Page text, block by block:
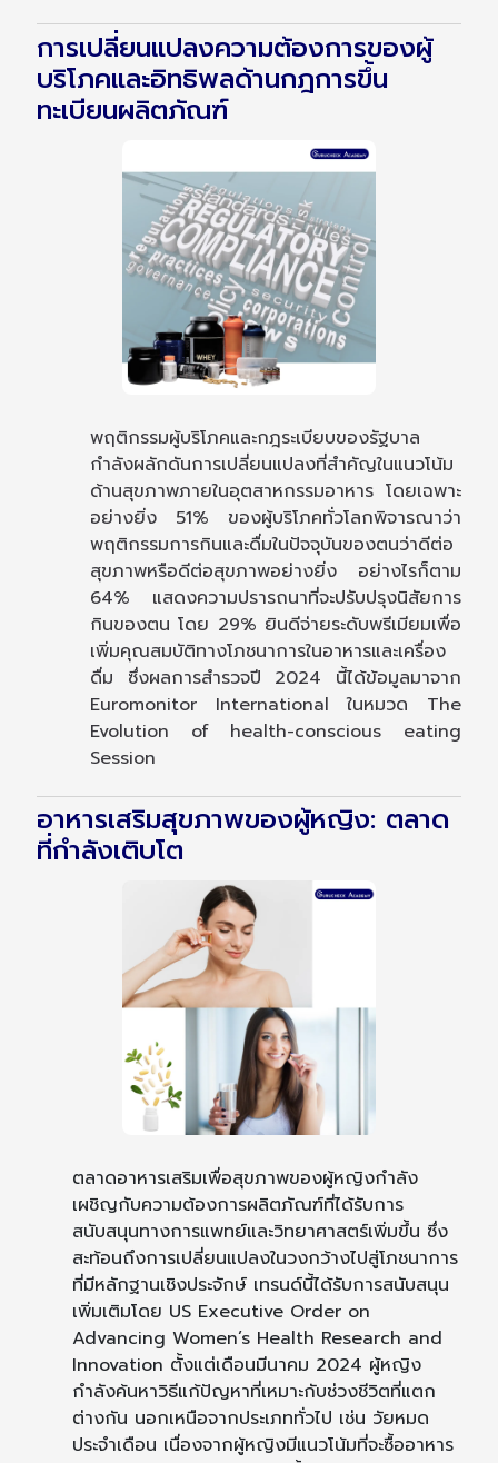
การเปลี่ยนแปลงความต้องการของผู้
บริโภคและอิทธิพลด้านกฎการขึ้น
ทะเบียนผลิตภัณฑ์
พฤติกรรมผู้บริโภคและกฎระเบียบของรัฐบาล
กำลังผลักดันการเปลี่ยนแปลงที่สำคัญในแนวโน้ม
ด้านสุขภาพภายในอุตสาหกรรมอาหาร โดยเฉพาะ
อย่างยิ่ง 51% ของผู้บริโภคทั่วโลกพิจารณาว่า
พฤติกรรมการกินและดื่มในปัจจุบันของตนว่าดีต่อ
สุขภาพหรือดีต่อสุขภาพอย่างยิ่ง อย่างไรก็ตาม
64% แสดงความปรารถนาที่จะปรับปรุงนิสัยการ
กินของตน โดย 29% ยินดีจ่ายระดับพรีเมียมเพื่อ
เพิ่มคุณสมบัติทางโภชนาการในอาหารและเครื่อง
ดื่ม ซึ่งผลการสำรวจปี 2024 นี้ได้ข้อมูลมาจาก
Euromonitor International ในหมวด The
Evolution of health-conscious eating
Session
อาหารเสริมสุขภาพของผู้หญิง: ตลาด
ที่กำลังเติบโต
ตลาดอาหารเสริมเพื่อสุขภาพของผู้หญิงกำลัง
เผชิญกับความต้องการผลิตภัณฑ์ที่ได้รับการ
สนับสนุนทางการแพทย์และวิทยาศาสตร์เพิ่มขึ้น ซึ่ง
สะท้อนถึงการเปลี่ยนแปลงในวงกว้างไปสู่โภชนาการ
ที่มีหลักฐานเชิงประจักษ์ เทรนด์นี้ได้รับการสนับสนุน
เพิ่มเติมโดย US Executive Order on
Advancing Women’s Health Research and
Innovation ตั้งแต่เดือนมีนาคม 2024 ผู้หญิง
กำลังค้นหาวิธีแก้ปัญหาที่เหมาะกับช่วงชีวิตที่แตก
ต่างกัน นอกเหนือจากประเภททั่วไป เช่น วัยหมด
ประจำเดือน เนื่องจากผู้หญิงมีแนวโน้มที่จะซื้ออาหาร